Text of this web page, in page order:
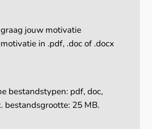
jouw motivatie
in .pdf, .doc of .docx
bestandstypen: pdf, doc,
bestandsgrootte: 25 MB.